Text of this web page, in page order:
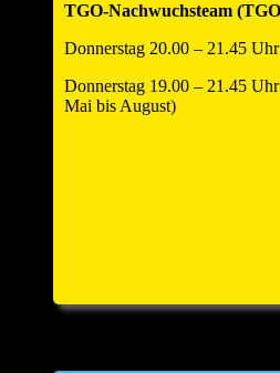
TGO-Nachwuchsteam
Donnerstag 20.00 – 21.45 Uhr
Donnerstag 19.00 – 21.45
Mai bis August)